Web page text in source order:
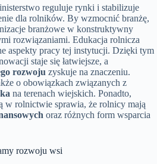
reguluje rynki i stabilizuje
dla rolników. By wzmocnić branżę,
branżowe w konstruktywny
rozwiązaniami. Edukacja rolnicza
aspekty pracy tej instytucji. Dzięki tym
staje się łatwiejsze, a
rozwoju zyskuje na znaczeniu.
o obowiązkach związanych z
na terenach wiejskich. Ponadto,
w rolnictwie sprawia, że rolnicy mają
oraz różnych form wsparcia
rozwoju wsi